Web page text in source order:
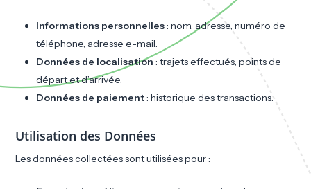
Informations personnelles: nom, adresse, numéro de
téléphone, adresse e-mail.
Données de localisation : trajets effectués, points de
départ et d’arrivée.
Données de paiement: historique des transactions.
Utilisation des Données
Les données collectées sont utilisées pour :